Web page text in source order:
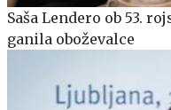
Saša Lendero ob 53.
ganila oboževalce